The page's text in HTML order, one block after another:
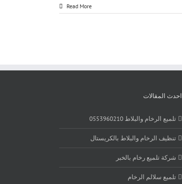
Read More
احدث المقالات
تلميع الرخام والبلاط 0553960210
تنظيف الرخام والبلاط بالكريستال
شركة تلميع رخام بالخبر
تلميع سلالم الرخام